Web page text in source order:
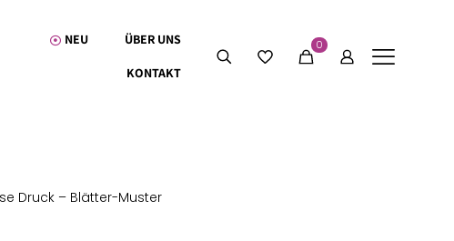
NEU ÜBER UNS
KONTAKT
0
Druck – Blätter-Muster